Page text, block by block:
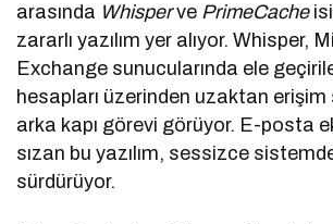
arasında Whisperve PrimeCache
zararlı yazılım yer alıyor. Whisper,
Exchange sunucularında ele
hesapları üzerinden uzaktan
arka kapı görevi görüyor. E-posta
sızan bu yazılım, sessizce sistemde
sürdürüyor.